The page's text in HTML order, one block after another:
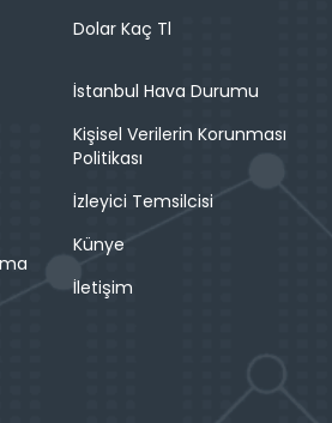
Dolar Kaç Tl
İstanbul Hava Durumu
Kişisel Verilerin Korunması
Politikası
İzleyici Temsilcisi
Künye
İletişim